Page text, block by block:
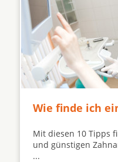
Wie finde ich
Mit diesen 10 Tipps
und günstigen
...